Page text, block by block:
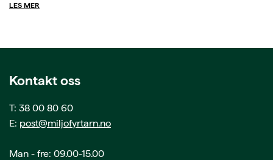
LES MER
Kontakt oss
T: 38 00 80 60
E: post@miljofyrtarn.no
Man - fre: 09.00-15.00